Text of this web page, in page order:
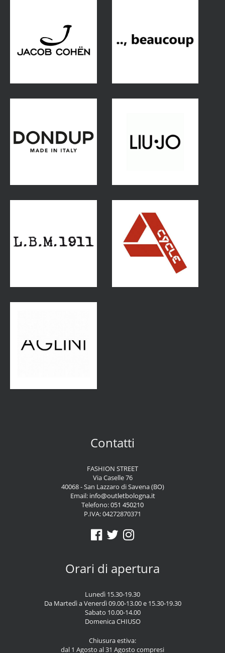
Contatti
FASHION STREET
Via Caselle 76
40068 - San Lazzaro di Savena (BO)
Email: info@outletbologna.it
Telefono:051 450210
P.IVA: 04272870371
Orari di apertura
Lunedì 15.30-19.30
Da Martedì a Venerdì 09.00-13.00 e 15.30-19.30
Sabato 10.00-14.00
Domenica CHIUSO
Chiusura estiva:
dal 1 Agosto al 31 Agosto compresi